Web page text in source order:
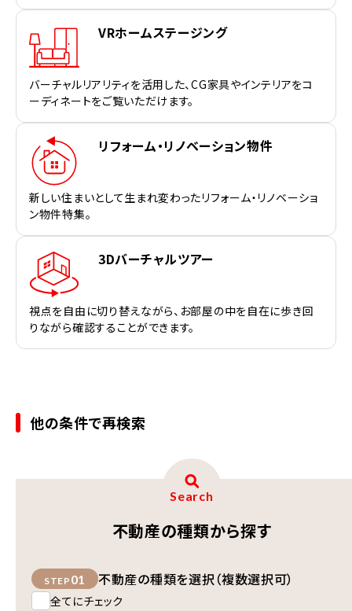
VRホームステージング
バーチャルリアリティを活用した、CG家具やインテリアをコ
ーディネートをご覧いただけます。
リフォーム・リノベーション物件
新しい住まいとして生まれ変わったリフォーム・リノベーショ
ン物件特集。
3Dバーチャルツアー
視点を自由に切り替えながら、お部屋の中を自在に歩き回
りながら確認することができます。
他の条件で再検索
Search
不動産の種類から探す
STEP 01 不動産の種類を選択（複数選択可）
全てにチェック